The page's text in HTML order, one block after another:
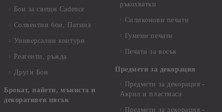
Бои за свещи Cadence
Солвентни бои, Патина
Универсални контури
Реагенти, ръжда
Други Бои
Брокат, пайети, мъниста и
декоративен пясък
ръкохватки
Силиконови печати
Гумени печати
Печати за восък
Предмети за декорация
Предмети за декорация -
Акрил и пластмаса
Предмети за декорация -